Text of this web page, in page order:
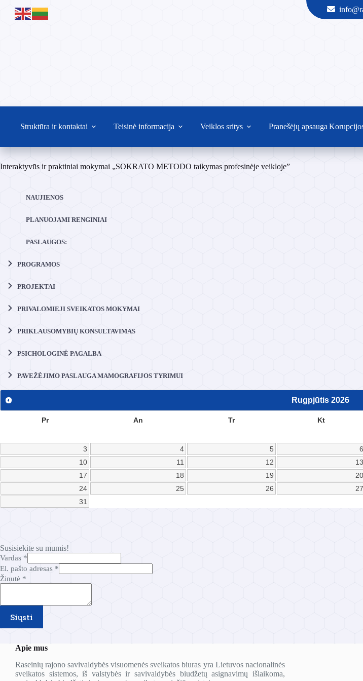
content
Struktūra ir kontaktai Teisinė informacija Veiklos sritys Pranešėjų apsauga
Interaktyvūs ir praktiniai mokymai „SOKRATO METODO taikymas profesinėje veikloje”
NAUJIENOS
PLANUOJAMI RENGINIAI
PASLAUGOS:
PROGRAMOS
PROJEKTAI
PRIVALOMIEJI SVEIKATOS MOKYMAI
PRIKLAUSOMYBIŲ KONSULTAVIMAS
PSICHOLOGINĖ PAGALBA
PAVEŽĖJIMO PASLAUGA MAMOGRAFIJOS TYRIMUI
Rugpjūtis 2026
Pr An Tr Kt
3
4 5 6
10
11 12 13
17
18 19 20
24
25 26 27
31
Susisiekite su mumis!
Vardas *
El. pašto adresas *
a
e
Žinutė *
Siųsti
Apie mus
Raseinių rajono savivaldybės visuomenės sveikatos biuras yra Lietuvos nacionalinės
sveikatos sistemos, iš valstybės ir savivaldybės biudžetų asignavimų išlaikoma,